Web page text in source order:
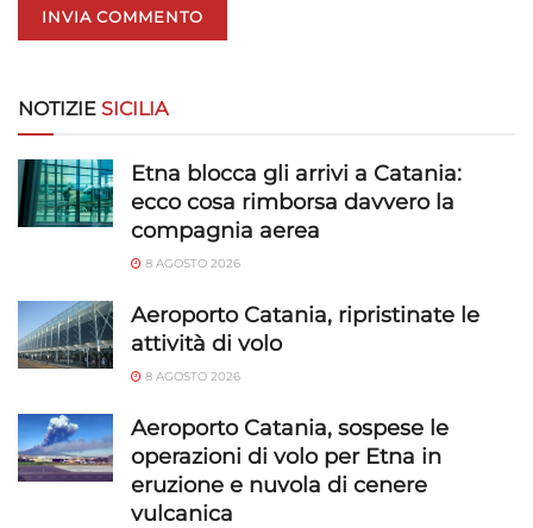
personalizzati, Sviluppare e migliorare i servizi, Utilizzare dati
limitati per la selezione dei contenuti.
Funzionalità
Abbinare e combinare dati provenienti da altre
fonti di dati, Collegare diversi dispositivi,
Identificare i dispositivi in base alle informazioni
trasmesse automaticamente.
Riconoscere i dispositivi in base a informazioni
richieste attivamente.
rilevare frodi, correggere errori, Erogare
e presentare pubblicità e contenuto,
Salvare e comunicare le scelte sulla
Sempre attivo
NOTIZIE SICILIA
Etna blocca gli arrivi a Catania:
ecco cosa rimborsa davvero la
compagnia aerea
8 AGOSTO 2026
Aeroporto Catania, ripristinate le
attività di volo
8 AGOSTO 2026
Aeroporto Catania, sospese le
operazioni di volo per Etna in
eruzione e nuvola di cenere
vulcanica